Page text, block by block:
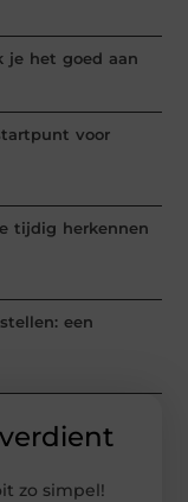
je het goed aan
voor
tijdig herkennen
een
zo simpel!